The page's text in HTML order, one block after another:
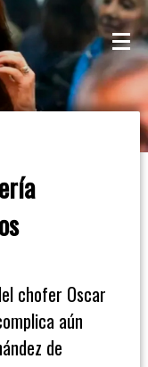
chofer Oscar
aún
de